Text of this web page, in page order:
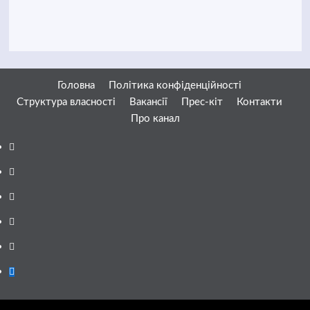
Головна
Політика конфіденційності
Структура власності
Вакансії Прес-кіт
Контакти
Про канал
Facebook
YouTube
Telegram
Instagram
Twitter
Google